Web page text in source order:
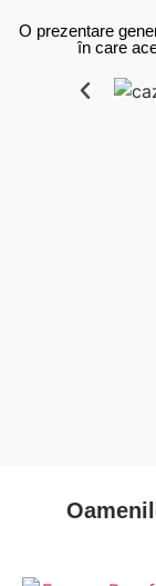
O prezentare
în care